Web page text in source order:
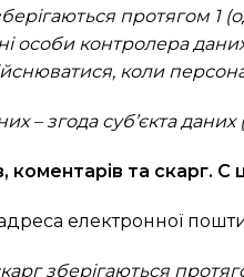
протягом 1
особи контролера
коли
– згода суб’єкта даних
коментарів та скарг.
адреса електронної
зберігаються